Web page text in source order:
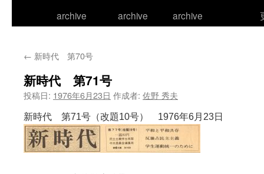
archive
archive
archive
← 新時代 第70号
新時代 第71号
投稿日: 1976年6月23日 作成者: 佐野 秀夫
新時代 第71号（改題10号） 1976年6月23日